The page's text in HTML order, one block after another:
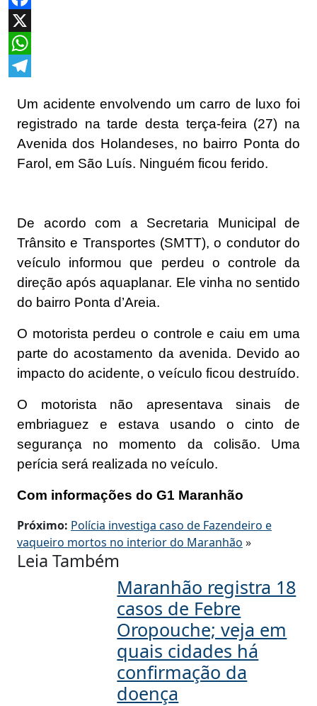
Facebook
X
WhatsApp
Um acidente envolvendo um carro de luxo foi
registrado na tarde desta terça-feira (27) na
Avenida dos Holandeses, no bairro Ponta do
Farol, em São Luís. Ninguém ficou ferido.
De acordo com a Secretaria Municipal de
Trânsito e Transportes (SMTT), o condutor do
veículo informou que perdeu o controle da
direção após aquaplanar. Ele vinha no sentido
do bairro Ponta d’Areia.
O motorista perdeu o controle e caiu em uma
parte do acostamento da avenida. Devido ao
impacto do acidente, o veículo ficou destruído.
O motorista não apresentava sinais de
embriaguez e estava usando o cinto de
segurança no momento da colisão. Uma
perícia será realizada no veículo.
Com informações do G1 Maranhão
Próximo: Polícia investiga caso de Fazendeiro e
vaqueiro mortos no interior do Maranhão »
Leia Também
Maranhão registra 18
casos de Febre
Oropouche; veja em
quais cidades há
confirmação da
doença